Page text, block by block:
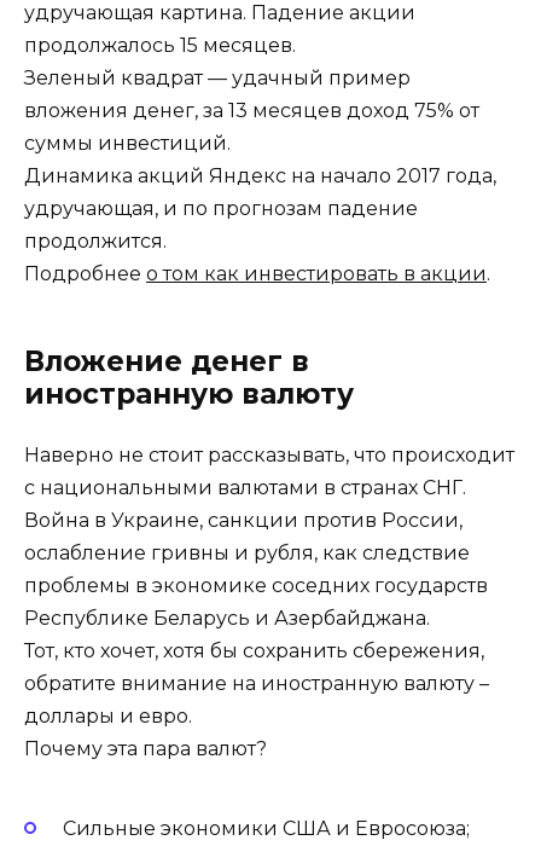
удручающая картина. Падение акции
продолжалось 15 месяцев.
Зеленый квадрат — удачный пример
вложения денег, за 13 месяцев доход 75% от
суммы инвестиций.
Динамика акций Яндекс на начало 2017 года,
удручающая, и по прогнозам падение
продолжится.
Подробнее о том как инвестировать в акции.
Вложение денег в
иностранную валюту
Наверно не стоит рассказывать, что происходит
с национальными валютами в странах СНГ.
Война в Украине, санкции против России,
ослабление гривны и рубля, как следствие
проблемы в экономике соседних государств
Республике Беларусь и Азербайджана.
Тот, кто хочет, хотя бы сохранить сбережения,
обратите внимание на иностранную валюту –
доллары и евро.
Почему эта пара валют?
Сильные экономики США и Евросоюза;